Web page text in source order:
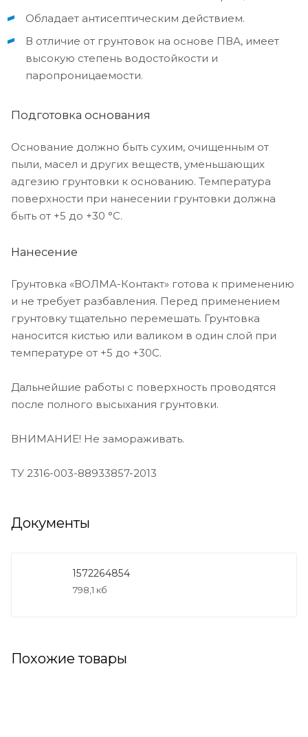
Обладает антисептическим действием.
В отличие от грунтовок на основе ПВА, имеет
высокую степень водостойкости и
паропроницаемости.
Подготовка основания
Основание должно быть сухим, очищенным от
пыли, масел и других веществ, уменьшающих
адгезию грунтовки к основанию. Температура
поверхности при нанесении грунтовки должна
быть от +5 до +30 °С.
Нанесение
Грунтовка «ВОЛМА-Контакт» готова к применению
и не требует разбавления. Перед применением
грунтовку тщательно перемешать. Грунтовка
наносится кистью или валиком в один слой при
температуре от +5 до +30С.
Дальнейшие работы с поверхность проводятся
после полного высыхания грунтовки.
ВНИМАНИЕ! Не замораживать.
ТУ 2316-003-88933857-2013
Документы
1572264854
798,1 кб
Похожие товары